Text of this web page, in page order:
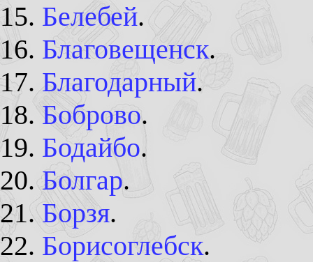
Белебей.
Благовещенск.
Благодарный.
Боброво.
Бодайбо.
Болгар.
Борзя.
Борисоглебск.